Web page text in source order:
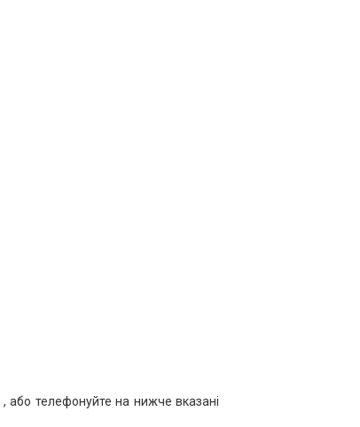
, або телефонуйте на нижче вказані